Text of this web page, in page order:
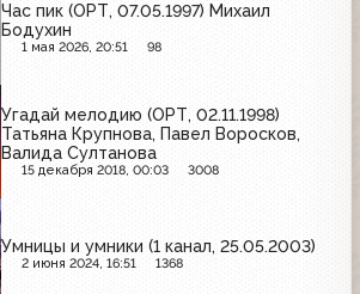
Час пик (ОРТ, 07.05.1997) Михаил
Бодухин
1 мая 2026, 20:51 98
Угадай мелодию (ОРТ, 02.11.1998)
Татьяна Крупнова, Павел Воросков,
Валида Султанова
15 декабря 2018, 00:03 3008
Умницы и умники (1 канал, 25.05.2003)
2 июня 2024, 16:51 1368